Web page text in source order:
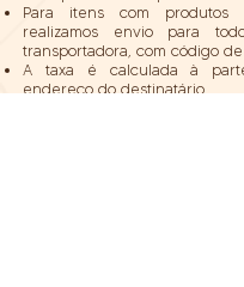
Para itens com produtos
realizamos envio para
transportadora, com código de
A taxa é calculada à
endereço do destinatário.